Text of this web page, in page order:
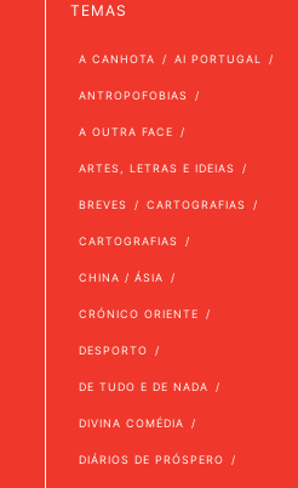
TEMAS
A CANHOTA AI PORTUGAL
ANTROPOFOBIAS
A OUTRA FACE
ARTES, LETRAS E IDEIAS
BREVES CARTOGRAFIAS
CARTOGRAFIAS
CHINA / ÁSIA
CRÓNICO ORIENTE
DESPORTO
DE TUDO E DE NADA
DIVINA COMÉDIA
DIÁRIOS DE PRÓSPERO